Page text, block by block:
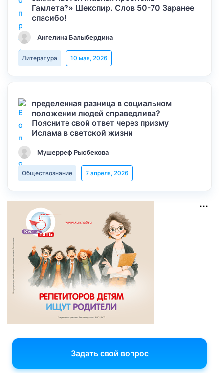
Гамлета?» Шекспир. Слов 50-70 Заранее
спасибо!
Ангелина Балыбердина
Литература 10 мая, 2026
пределенная разница в социальном
положении людей справедлива?
Поясните свой ответ через призму
Ислама в светской жизни
Мушерреф Рысбекова
Обществознание 7 апреля, 2026
Задать свой вопрос